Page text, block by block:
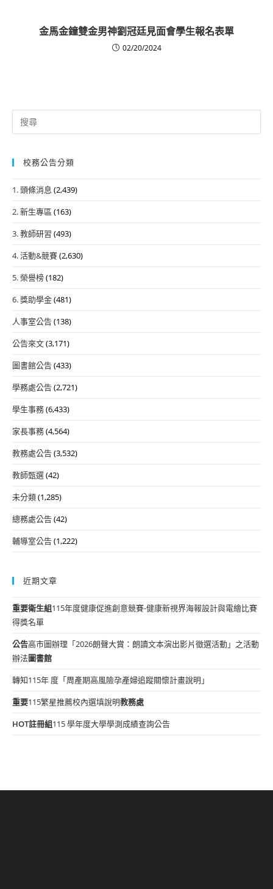
金馬金鐘雙金男神劉冠廷見面會學生報名表單
02/20/2024
Search
for:
校務公告分類
1. 頭條消息 (2,439)
2. 新生專區 (163)
3. 教師研習 (493)
4. 活動&競賽(2,630)
5. 榮譽榜(182)
6. 獎助學金(481)
人事室公告(138)
公告來文(3,171)
圖書館公告(433)
學務處公告(2,721)
學生事務(6,433)
家長事務(4,564)
教務處公告(3,532)
教師甄選(42)
未分類(1,285)
總務處公告(42)
輔導室公告(1,222)
近期文章
重要衛生組115年度健康促進創意競賽-健康新視界海報設計與電繪比賽
得獎名單
公告高市圖辦理「2026朗聲大賞：朗讀文本演出影片徵選活動」之活動
辦法圖書館
轉知115年 度「周產期高風險孕產婦追蹤關懷計畫說明」
重要115繁星推薦校內選填說明教務處
HOT註冊組115 學年度大學學測成績查詢公告